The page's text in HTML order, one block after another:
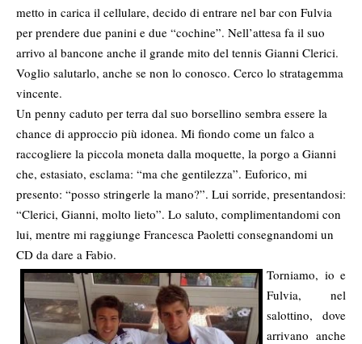
metto in carica il cellulare, decido di entrare nel bar con Fulvia
per prendere due panini e due “cochine”. Nell’attesa fa il suo
arrivo al bancone anche il grande mito del tennis Gianni Clerici.
Voglio salutarlo, anche se non lo conosco. Cerco lo stratagemma
vincente.
Un penny caduto per terra dal suo borsellino sembra essere la
chance di approccio più idonea. Mi fiondo come un falco a
raccogliere la piccola moneta dalla moquette, la porgo a Gianni
che, estasiato, esclama: “ma che gentilezza”. Euforico, mi
presento: “posso stringerle la mano?”. Lui sorride, presentandosi:
“Clerici, Gianni, molto lieto”. Lo saluto, complimentandomi con
lui, mentre mi raggiunge Francesca Paoletti consegnandomi un
CD da dare a Fabio.
Torniamo, io e
Fulvia, nel
salottino, dove
arrivano anche